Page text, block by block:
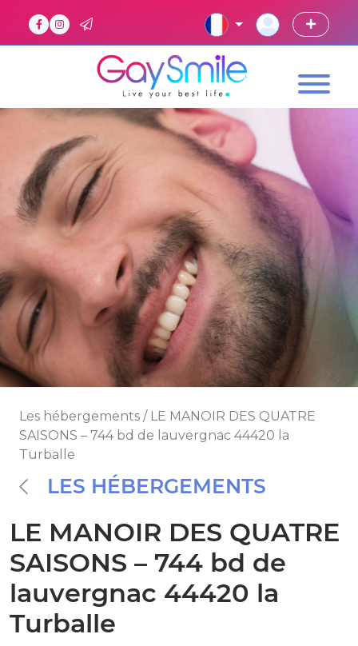
Les hébergements / LE MANOIR DES QUATRE
SAISONS – 744 bd de lauvergnac 44420 la
Turballe
LES HÉBERGEMENTS
LE MANOIR DES QUATRE
SAISONS – 744 bd de
lauvergnac 44420 la
Turballe